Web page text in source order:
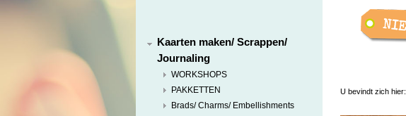
Kaarten maken/ Scrappen/
Journaling
WORKSHOPS
PAKKETTEN
Brads/ Charms/ Embellishments
U bevindt zich hier: